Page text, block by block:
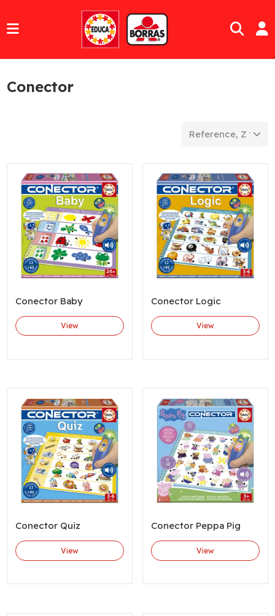
Conector
Reference, Z to A
Conector Baby
View
Conector Logic
View
Conector Quiz
View
Conector Peppa Pig
View